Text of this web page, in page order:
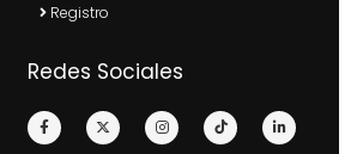
Registro
Redes Sociales